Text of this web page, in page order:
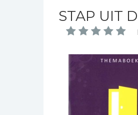
Bijbelstudie
Bijbelstudie
en mileu
STAP UIT
Schrijf hieronder je
Sterren
Titel *